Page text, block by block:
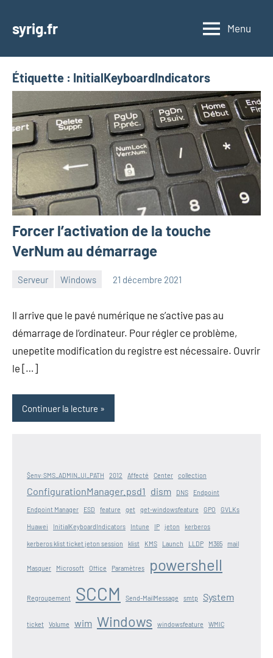
syrig.fr Menu
Étiquette : InitialKeyboardIndicators
Forcer l’activation de la touche
VerNum au démarrage
Serveur Windows 21 décembre 2021
Il arrive que le pavé numérique ne s’active pas au
démarrage de l’ordinateur. Pour régler ce problème,
unepetite modification du registre est nécessaire. Ouvrir
le […]
Continuer la lecture
$env:SMS_ADMIN_UI_PATH 2012 Affecté Center collection
ConfigurationManager.psd1 dism DNS Endpoint
Endpoint Manager ESD feature get get-windowsfeature GPO GVLKs
Huawei InitialKeyboardIndicators Intune IP jeton kerberos
kerberos klist ticket jeton session klist KMS Launch LLDP M365 mail
Masquer Microsoft Office Paramètres powershell
Regroupement SCCM Send-MailMessage smtp System
ticket Volume wim Windows windowsfeature WMIC